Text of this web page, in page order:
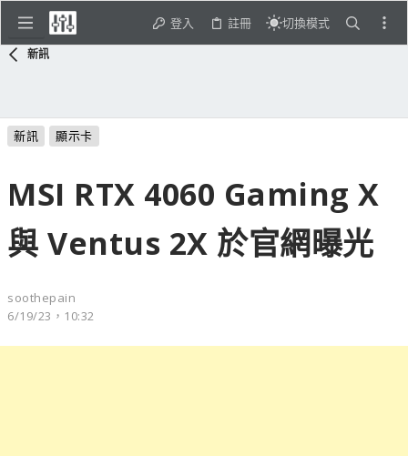
登入 註冊 切換模式
新訊
新訊 顯示卡
MSI RTX 4060 Gaming X
與 Ventus 2X 於官網曝光
soothepain
6/19/23，10:32